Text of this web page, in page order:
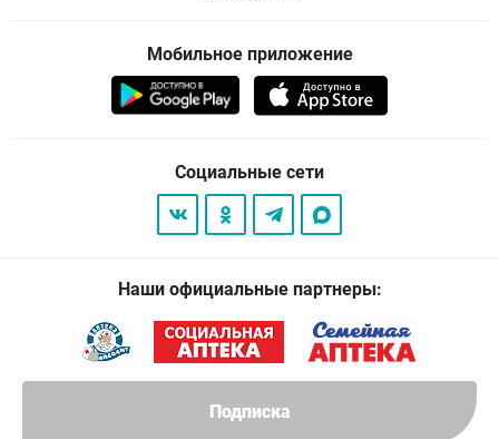
Подписка
Мобильное приложение
Социальные сети
Наши официальные партнеры: